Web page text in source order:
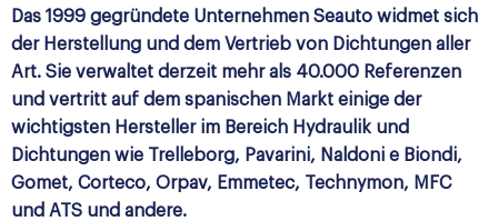
Das 1999 gegründete Unternehmen Seauto widmet sich
der Herstellung und dem Vertrieb von Dichtungen aller
Art. Sie verwaltet derzeit mehr als 40.000 Referenzen
und vertritt auf dem spanischen Markt einige der
wichtigsten Hersteller im Bereich Hydraulik und
Dichtungen wie Trelleborg, Pavarini, Naldoni e Biondi,
Gomet, Corteco, Orpav, Emmetec, Technymon, MFC
und ATS und andere.